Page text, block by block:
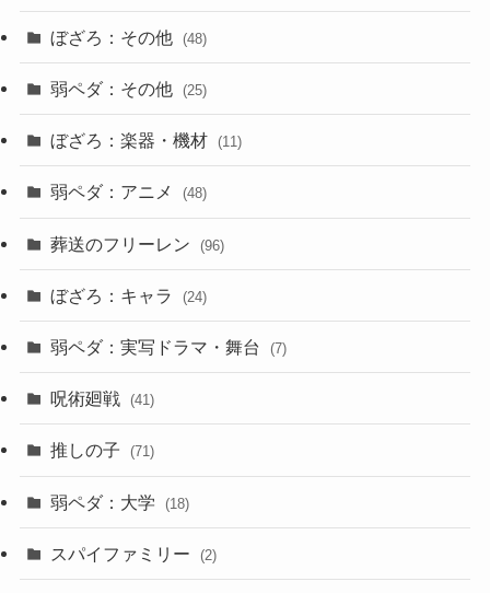
ぼざろ：その他 (48)
弱ペダ：その他 (25)
ぼざろ：楽器・機材 (11)
弱ペダ：アニメ (48)
葬送のフリーレン (96)
ぼざろ：キャラ (24)
弱ペダ：実写ドラマ・舞台 (7)
呪術廻戦 (41)
推しの子 (71)
弱ペダ：大学 (18)
スパイファミリー (2)